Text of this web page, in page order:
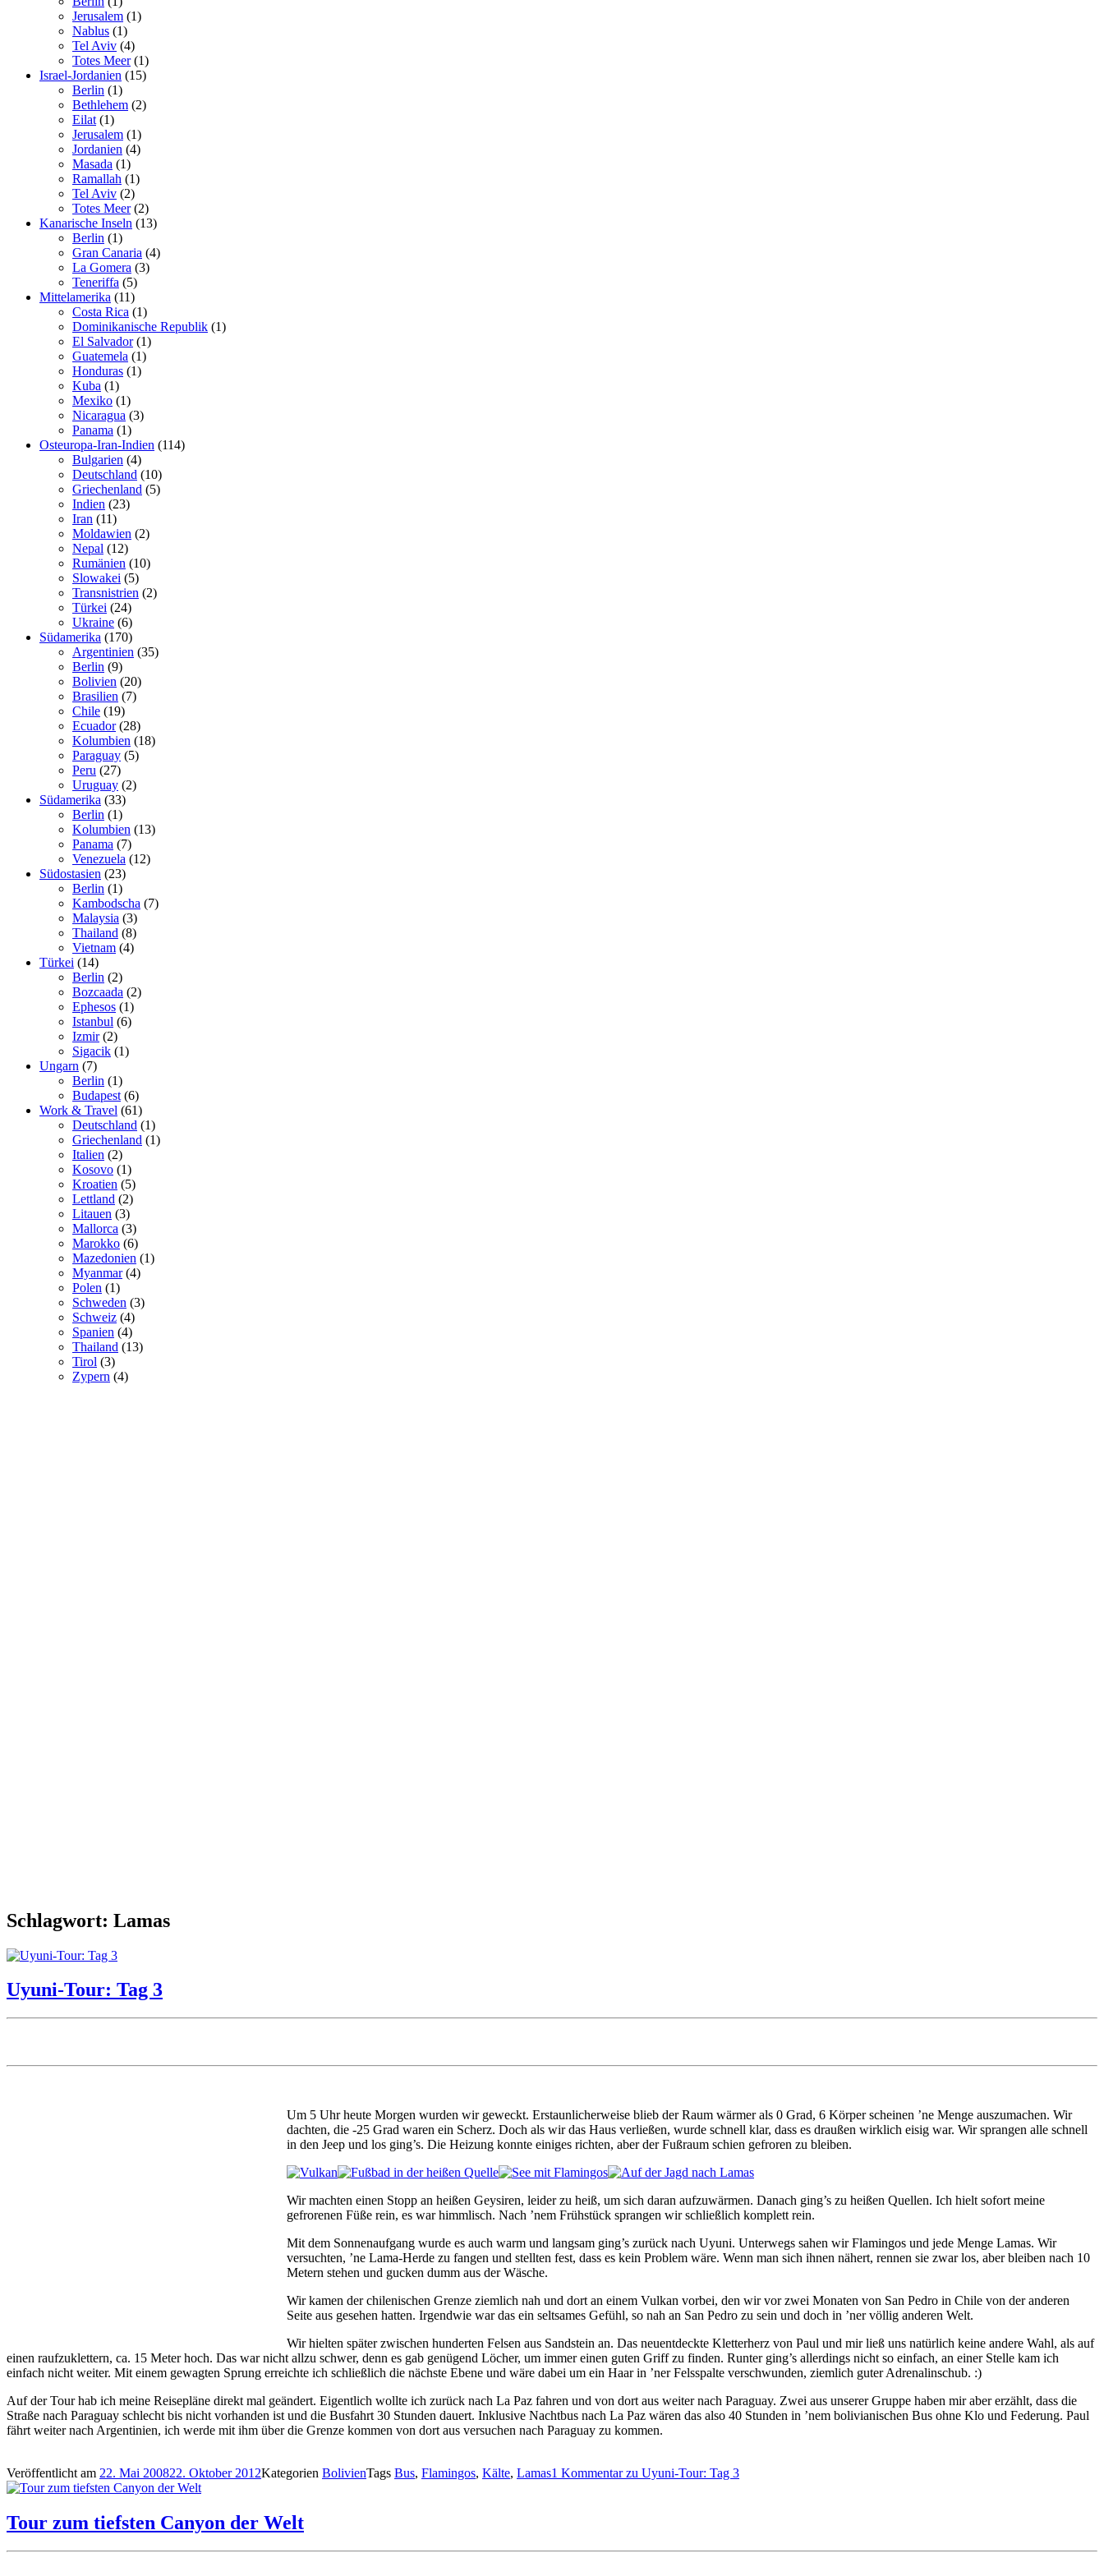
Jerusalem (1)
Nablus (1)
Tel Aviv (4)
Totes Meer(1)
Israel-Jordanien (15)
Berlin (1)
Bethlehem (2)
Eilat (1)
Jerusalem (1)
Jordanien (4)
Masada (1)
Ramallah (1)
Tel Aviv (2)
Totes Meer(2)
Kanarische Inseln (13)
Berlin (1)
Gran Canaria (4)
La Gomera (3)
Teneriffa (5)
Mittelamerika (11)
Costa Rica (1)
Dominikanische Republik (1)
El Salvador(1)
Guatemela (1)
Honduras (1)
Kuba (1)
Mexiko (1)
Nicaragua (3)
Panama (1)
Osteuropa-Iran-Indien (114)
Bulgarien (4)
Deutschland (10)
Griechenland (5)
Indien (23)
Iran (11)
Moldawien (2)
Nepal (12)
Rumänien (10)
Slowakei (5)
Transnistrien (2)
Türkei (24)
Ukraine (6)
Südamerika (170)
Argentinien (35)
Berlin (9)
Bolivien (20)
Brasilien (7)
Chile (19)
Ecuador(28)
Kolumbien (18)
Paraguay (5)
Peru (27)
Uruguay (2)
Südamerika (33)
Berlin (1)
Kolumbien (13)
Panama (7)
Venezuela (12)
Südostasien (23)
Berlin (1)
Kambodscha (7)
Malaysia (3)
Thailand (8)
Vietnam (4)
Türkei (14)
Berlin (2)
Bozcaada (2)
Ephesos (1)
Istanbul (6)
Izmir(2)
Sigacik (1)
Ungarn (7)
Berlin (1)
Budapest (6)
Work & Travel (61)
Deutschland (1)
Griechenland (1)
Italien (2)
Kosovo (1)
Kroatien (5)
Lettland (2)
Litauen (3)
Mallorca (3)
Marokko (6)
Mazedonien (1)
Myanmar(4)
Polen (1)
Schweden (3)
Schweiz (4)
Spanien (4)
Thailand (13)
Tirol (3)
Zypern (4)
Schlagwort: Lamas
Uyuni-Tour: Tag 3
Um 5 Uhr heute Morgen wurden wir geweckt. Erstaunlicherweise blieb der Raum wärmer als 0 Grad, 6 Körper scheinen ’ne Menge auszumachen. Wir
dachten, die -25 Grad waren ein Scherz. Doch als wir das Haus verließen, wurde schnell klar, dass es draußen wirklich eisig war. Wir sprangen alle schnell
in den Jeep und los ging’s. Die Heizung konnte einiges richten, aber der Fußraum schien gefroren zu bleiben.
Wir machten einen Stopp an heißen Geysiren, leider zu heiß, um sich daran aufzuwärmen. Danach ging’s zu heißen Quellen. Ich hielt sofort meine
gefrorenen Füße rein, es war himmlisch. Nach ’nem Frühstück sprangen wir schließlich komplett rein.
Mit dem Sonnenaufgang wurde es auch warm und langsam ging’s zurück nach Uyuni. Unterwegs sahen wir Flamingos und jede Menge Lamas. Wir
versuchten, ’ne Lama-Herde zu fangen und stellten fest, dass es kein Problem wäre. Wenn man sich ihnen nähert, rennen sie zwar los, aber bleiben nach 10
Metern stehen und gucken dumm aus der Wäsche.
Wir kamen der chilenischen Grenze ziemlich nah und dort an einem Vulkan vorbei, den wir vor zwei Monaten von San Pedro in Chile von der anderen
Seite aus gesehen hatten. Irgendwie war das ein seltsames Gefühl, so nah an San Pedro zu sein und doch in ’ner völlig anderen Welt.
Wir hielten später zwischen hunderten Felsen aus Sandstein an. Das neuentdeckte Kletterherz von Paul und mir ließ uns natürlich keine andere Wahl, als auf
einen raufzuklettern, ca. 15 Meter hoch. Das war nicht allzu schwer, denn es gab genügend Löcher, um immer einen guten Griff zu finden. Runter ging’s allerdings nicht so einfach, an einer Stelle kam ich
einfach nicht weiter. Mit einem gewagten Sprung erreichte ich schließlich die nächste Ebene und wäre dabei um ein Haar in ’ner Felsspalte verschwunden, ziemlich guter Adrenalinschub. :)
Auf der Tour hab ich meine Reisepläne direkt mal geändert. Eigentlich wollte ich zurück nach La Paz fahren und von dort aus weiter nach Paraguay. Zwei aus unserer Gruppe haben mir aber erzählt, dass die
Straße nach Paraguay schlecht bis nicht vorhanden ist und die Busfahrt 30 Stunden dauert. Inklusive Nachtbus nach La Paz wären das also 40 Stunden in ’nem bolivianischen Bus ohne Klo und Federung. Paul
fährt weiter nach Argentinien, ich werde mit ihm über die Grenze kommen von dort aus versuchen nach Paraguay zu kommen.
Veröffentlicht am 22. Mai 200822. Oktober 2012Kategorien BolivienTags Bus, Flamingos, Kälte, Lamas1 Kommentarzu Uyuni-Tour: Tag 3
Tour zum tiefsten Canyon der Welt